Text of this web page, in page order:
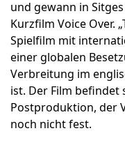
und gewann in
Kurzfilm Voice Over.
Spielfilm mit
einer globalen
Verbreitung im
ist. Der Film befindet
Postproduktion, der
noch nicht fest.